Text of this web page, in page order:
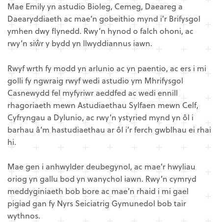
Mae Emily yn astudio Bioleg, Cemeg, Daeareg a
Daearyddiaeth ac mae’n gobeithio mynd i’r Brifysgol
ymhen dwy flynedd. Rwy’n hynod o falch ohoni, ac
rwy’n siŵr y bydd yn llwyddiannus iawn.
Rwyf wrth fy modd yn arlunio ac yn paentio, ac ers i mi
golli fy ngwraig rwyf wedi astudio ym Mhrifysgol
Casnewydd fel myfyriwr aeddfed ac wedi ennill
rhagoriaeth mewn Astudiaethau Sylfaen mewn Celf,
Cyfryngau a Dylunio, ac rwy’n ystyried mynd yn ôl i
barhau â’m hastudiaethau ar ôl i’r ferch gwblhau ei rhai
hi.
Mae gen i anhwylder deubegynol, ac mae’r hwyliau
oriog yn gallu bod yn wanychol iawn. Rwy’n cymryd
meddyginiaeth bob bore ac mae’n rhaid i mi gael
pigiad gan fy Nyrs Seiciatrig Gymunedol bob tair
wythnos.